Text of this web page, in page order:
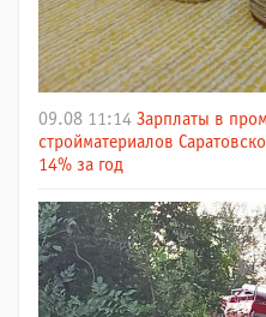
09.08 11:14 Зарплаты в
стройматериалов
14% за год